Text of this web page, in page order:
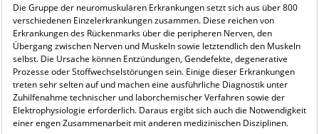
Die Gruppe der neuromuskulären Erkrankungen setzt sich aus über 800
verschiedenen Einzelerkrankungen zusammen. Diese reichen von
Erkrankungen des Rückenmarks über die peripheren Nerven, den
Übergang zwischen Nerven und Muskeln sowie letztendlich den Muskeln
selbst. Die Ursache können Entzündungen, Gendefekte, degenerative
Prozesse oder Stoffwechselstörungen sein. Einige dieser Erkrankungen
treten sehr selten auf und machen eine ausführliche Diagnostik unter
Zuhilfenahme technischer und laborchemischer Verfahren sowie der
Elektrophysiologie erforderlich. Daraus ergibt sich auch die Notwendigkeit
einer engen Zusammenarbeit mit anderen medizinischen Disziplinen.